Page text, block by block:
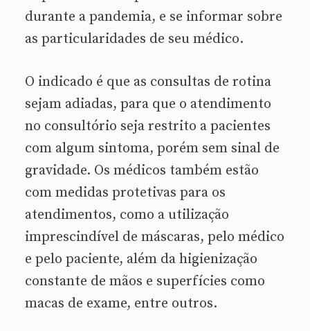
durante a pandemia, e se informar sobre
as particularidades de seu médico.
O indicado é que as consultas de rotina
sejam adiadas, para que o atendimento
no consultório seja restrito a pacientes
com algum sintoma, porém sem sinal de
gravidade. Os médicos também estão
com medidas protetivas para os
atendimentos, como a utilização
imprescindível de máscaras, pelo médico
e pelo paciente, além da higienização
constante de mãos e superfícies como
macas de exame, entre outros.